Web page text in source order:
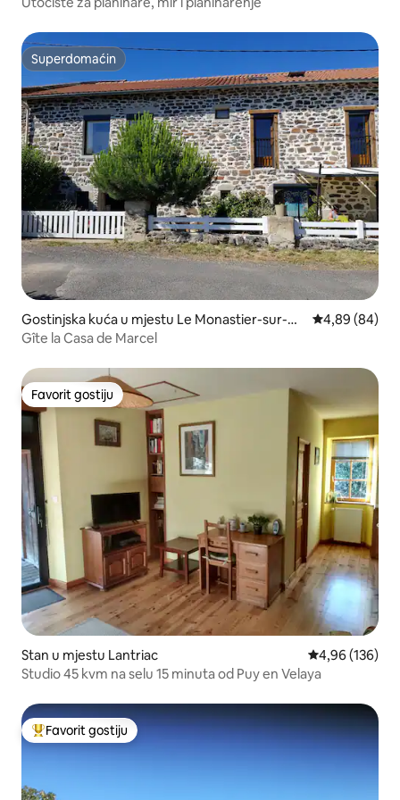
Superdomaćin
Superdomaćin
Gostinjska kuća u mjestu Le Monastier-sur-Ga
zeille
Prosječna
4,89 (84)
Gîte la Casa de Marcel
Favorit gostiju
Favorit gostiju
Stan u mjestu Lantriac Prosječna
4,96 (136)
Studio 45 kvm na selu 15 minuta od Puy en Velaya
Glavni favorit gostiju
Favorit gostiju